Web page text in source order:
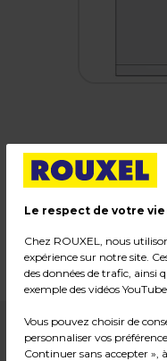
Porte-
Le respect de votre
Chez ROUXEL, nous
expérience sur notre site.
des données de trafic, ainsi
exemple des vidéos
Vous pouvez choisir de
personnaliser vos
Continuer sans accepter »,